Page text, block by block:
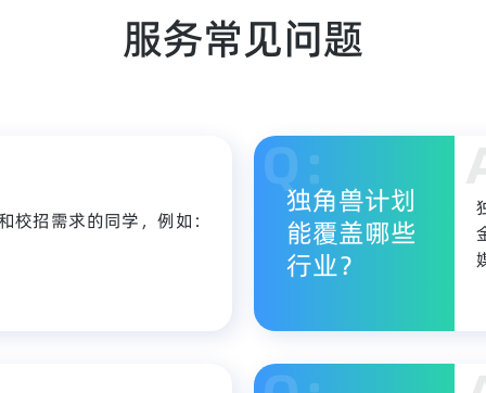
服务常见问题
校招需求的同学，例如：
独角兽计划
能覆盖哪些
行业？